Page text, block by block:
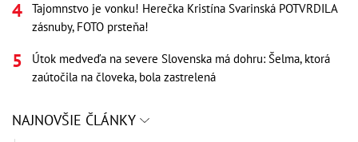
Tajomnstvo je vonku! Herečka Kristína Svarinská POTVRDILA
zásnuby, FOTO prsteňa!
Útok medveďa na severe Slovenska má dohru: Šelma, ktorá
zaútočila na človeka, bola zastrelená
NAJNOVŠIE ČLÁNKY